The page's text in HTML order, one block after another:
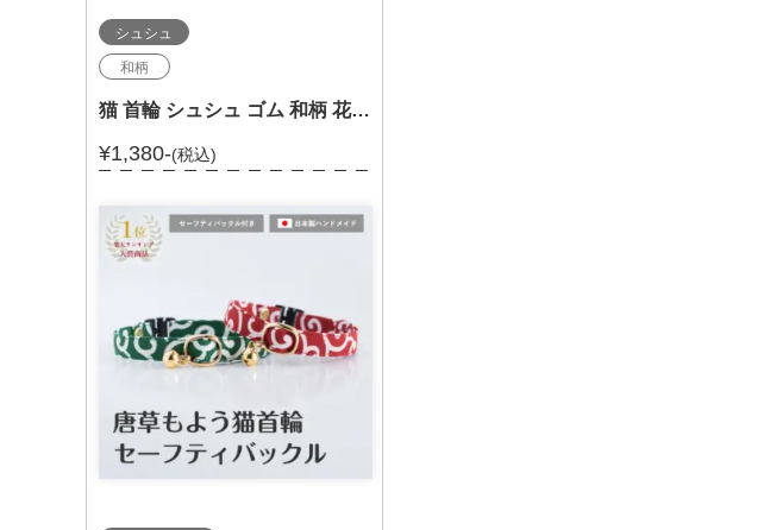
シュシュ
和柄
猫 首輪 シュシュ ゴム 和柄 花 203-025
¥1,380-(税込)